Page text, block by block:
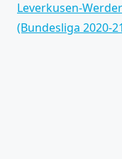
Leverkusen-
(Bundesliga 2020-